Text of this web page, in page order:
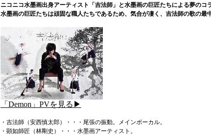
ニコニコ水墨画出身アーティスト「吉法師」と水墨画の巨匠たちによる夢のコラ
水墨画の巨匠たちは頑固な職人たちであるため、気合が凄く、吉法師の歌の最
「Demon」PVを見る▶
・吉法師（安西慎太郎）・・・尾張の振動。メインボーカル。
・顕如師匠（林剛史）・・・水墨画アーティスト。